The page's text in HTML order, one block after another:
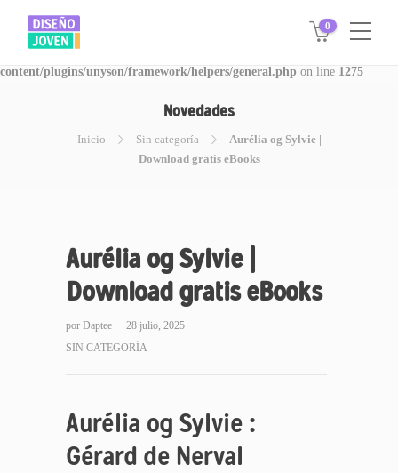
Warning: Invalid argument supplied for foreach() in
/www/disegnojoven.com.ar/htdocs/wp-
content/plugins/unyson/framework/helpers/general.php on line 1275
0
Novedades
Inicio Sin categoría
Aurélia og Sylvie |
Download gratis eBooks
Aurélia og Sylvie |
Download gratis eBooks
por Daptee
28 julio, 2025
SIN CATEGORÍA
Aurélia og Sylvie :
Gérard de Nerval